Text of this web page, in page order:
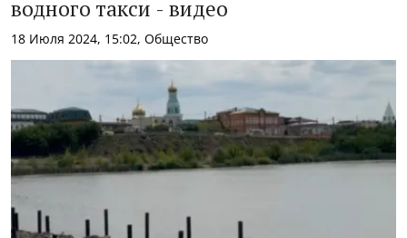
водного такси - видео
18 Июля 2024, 15:02, Общество